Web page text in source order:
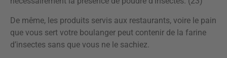
De même, les produits servis aux restaurants, voire le pain
que vous sert votre boulanger peut contenir de la farine
d’insectes sans que vous ne le sachiez.